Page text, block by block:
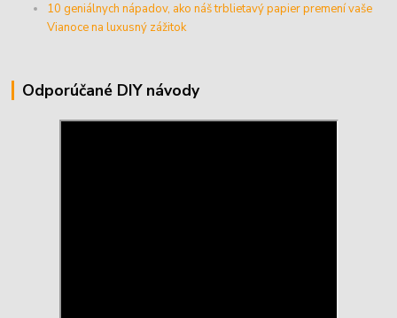
10 geniálnych nápadov, ako náš trblietavý papier premení vaše
Vianoce na luxusný zážitok
Odporúčané DIY návody